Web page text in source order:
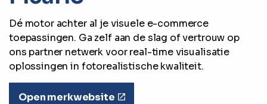
Dé motor achter al je visuele e-commerce
toepassingen. Ga zelf aan de slag of vertrouw op
ons partner netwerk voor real-time visualisatie
oplossingen in fotorealistische kwaliteit.
Open merkwebsite